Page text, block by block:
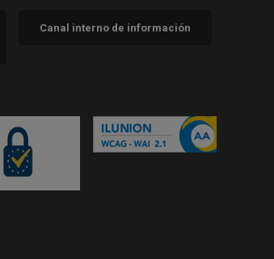
Canal interno de información